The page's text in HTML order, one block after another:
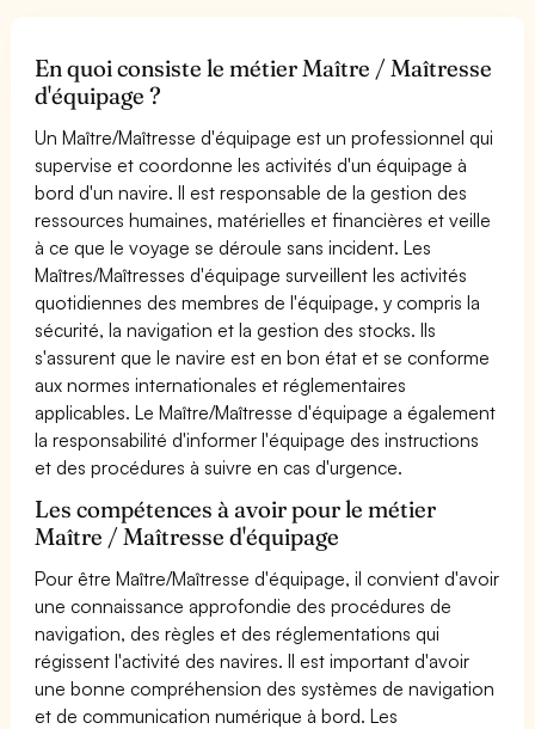
En quoi consiste le métier Maître / Maîtresse
d'équipage ?
Un Maître/Maîtresse d'équipage est un professionnel qui
supervise et coordonne les activités d'un équipage à
bord d'un navire. Il est responsable de la gestion des
ressources humaines, matérielles et financières et veille
à ce que le voyage se déroule sans incident. Les
Maîtres/Maîtresses d'équipage surveillent les activités
quotidiennes des membres de l'équipage, y compris la
sécurité, la navigation et la gestion des stocks. Ils
s'assurent que le navire est en bon état et se conforme
aux normes internationales et réglementaires
applicables. Le Maître/Maîtresse d'équipage a également
la responsabilité d'informer l'équipage des instructions
et des procédures à suivre en cas d'urgence.
Les compétences à avoir pour le métier
Maître / Maîtresse d'équipage
Pour être Maître/Maîtresse d'équipage, il convient d'avoir
une connaissance approfondie des procédures de
navigation, des règles et des réglementations qui
régissent l'activité des navires. Il est important d'avoir
une bonne compréhension des systèmes de navigation
et de communication numérique à bord. Les